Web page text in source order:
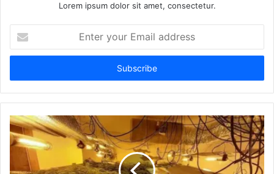
Lorem ipsum dolor sit amet, consectetur.
your
Email